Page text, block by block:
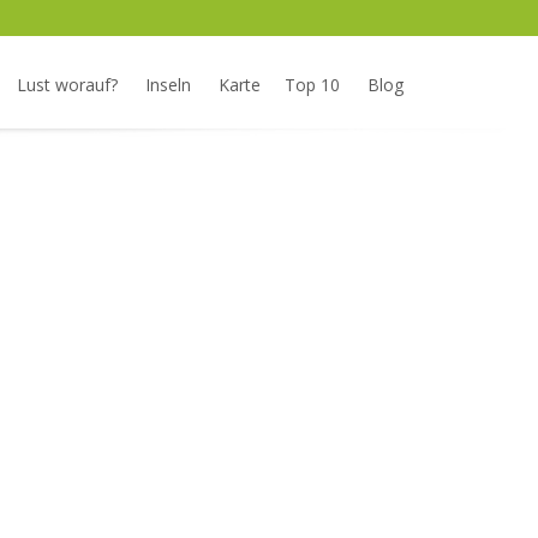
Lust worauf? Inseln Karte Top 10 Blog